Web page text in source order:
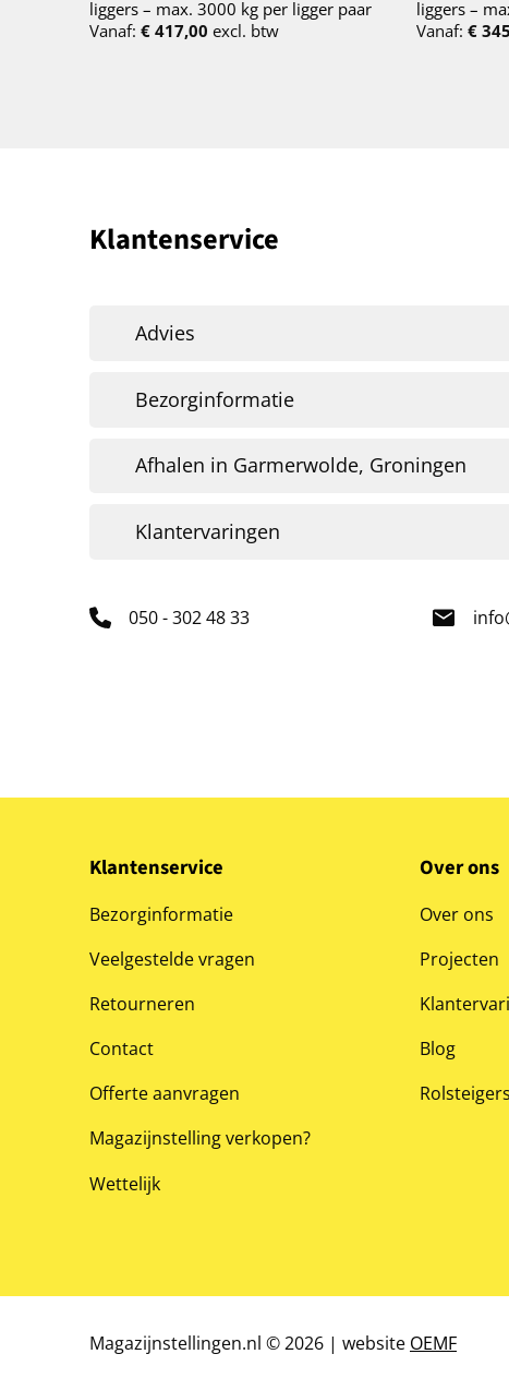
liggers – max. 3000 kg per ligger paar
Vanaf: €417,00 excl. btw
liggers –
Vanaf: €
Klantenservice
Advies
Bezorginformatie
Afhalen in Garmerwolde, Groningen
Klantervaringen
050 - 302 48 33
Klantenservice
Bezorginformatie
Veelgestelde vragen
Retourneren
Contact
Offerte aanvragen
Magazijnstelling verkopen?
Wettelijk
Over ons
Over ons
Projecten
Blog
Magazijnstellingen.nl © 2026 | website OEMF